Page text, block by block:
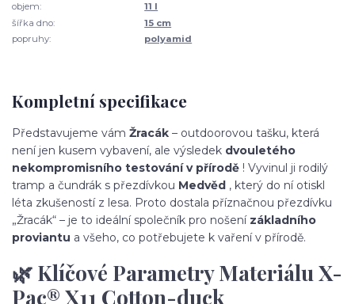
objem:
11 l
šířka dno:
15 cm
popruhy:
polyamid
Kompletní specifikace
Představujeme vám Žracák – outdoorovou tašku, která
není jen kusem vybavení, ale výsledek dvouletého
nekompromisního testování v přírodě ! Vyvinul ji rodilý
tramp a čundrák s přezdívkou Medvěd , který do ní otiskl
léta zkušeností z lesa. Proto dostala příznačnou přezdívku
„Žracák“ – je to ideální společník pro nošení základního
proviantu a všeho, co potřebujete k vaření v přírodě.
🌿 Klíčové Parametry Materiálu X-
Pac® X11 Cotton-duck